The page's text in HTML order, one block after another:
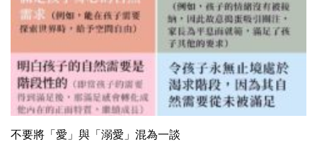
不要將「愛」與「溺愛」混為一談